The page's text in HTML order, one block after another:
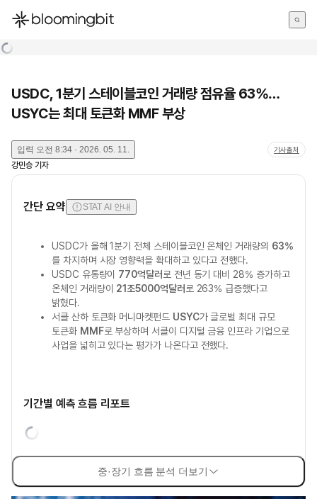
한국어
USDC, 1분기 스테이블코인 거래량 점유율 63%…
USYC는 최대 토큰화 MMF 부상
입력 오전 8:34 · 2026. 05. 11. 기사출처
강민승 기자
간단 요약 STAT AI 안내
USDC가 올해 1분기 전체 스테이블코인 온체인 거래량의 63%
를 차지하며 시장 영향력을 확대하고 있다고 전했다.
USDC 유통량이 770억달러 로 전년 동기 대비 28% 증가하고
온체인 거래량이 21조5000억달러 로 263% 급증했다고
밝혔다.
서클 산하 토큰화 머니마켓펀드 USYC가 글로벌 최대 규모
토큰화 MMF로 부상하며 서클이 디지털 금융 인프라 기업으로
사업을 넓히고 있다는 평가가 나온다고 전했다.
기간별 예측 흐름 리포트
중·장기 흐름 분석 더보기